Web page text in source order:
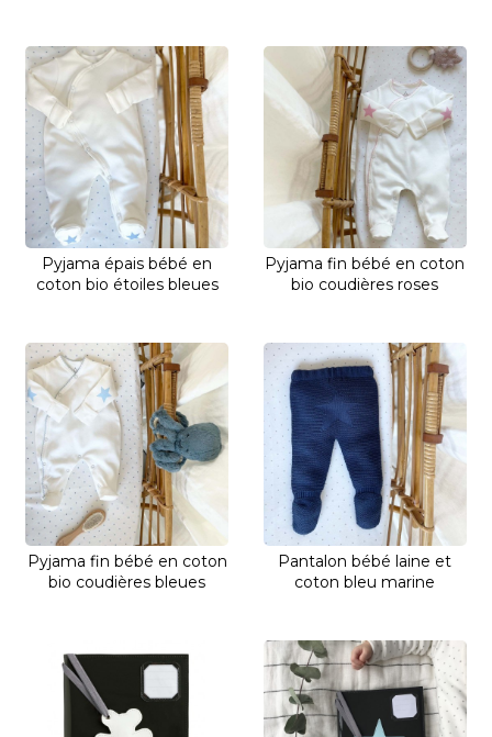
Pyjama épais bébé en
coton bio étoiles bleues
Pyjama fin bébé en coton
bio coudières roses
Pyjama fin bébé en coton
bio coudières bleues
Pantalon bébé laine et
coton bleu marine